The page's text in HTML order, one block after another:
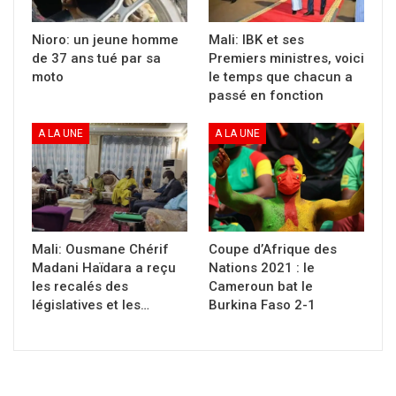
Déjà en 2012, le parti SADI s’est
vigoureusement opposé à la prorogation du
mandat des députés faite par la CEDEAO et
Fidèle à ses principes et à la lettre adressée
par la COFOP (Coalition des Forces
Patriotiques) au ministère de l’administration
territoriale, notre parti s’oppose à la
prorogation du mandat des élus.
Seul, le peuple souverain est habilité à se
choisir ses représentants (art.26) de la
constitution.
Nioro: un jeune homme
de 37 ans tué par sa
moto
Mali: IBK et ses
Premiers ministres, voici
le temps que chacun a
passé en fonction
A LA UNE
Mali: Ousmane Chérif
Madani Haïdara a reçu
les recalés des
législatives et les…
A LA UNE
Coupe d’Afrique des
Nations 2021 : le
Cameroun bat le
Burkina Faso 2-1